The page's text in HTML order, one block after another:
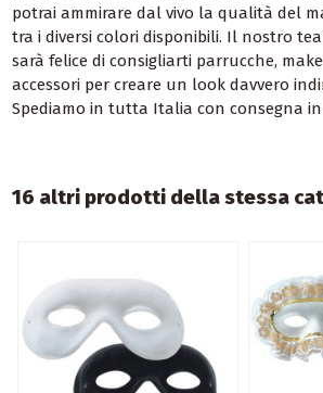
potrai ammirare dal vivo la qualità del
tra i diversi colori disponibili. Il nostro
sarà felice di consigliarti parrucche,
accessori per creare un look davvero
Spediamo in tutta Italia con consegna in
16 altri prodotti della stessa